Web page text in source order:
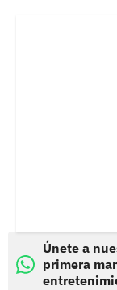
Únete a
primera